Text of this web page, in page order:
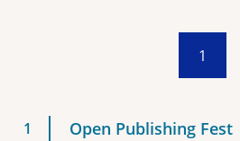
1
Open Publishing Fest